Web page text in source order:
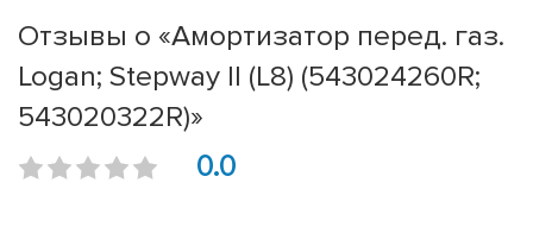
Отзывы о «Амортизатор перед. газ.
Logan; Stepway II (L8) (543024260R;
543020322R)»
0.0